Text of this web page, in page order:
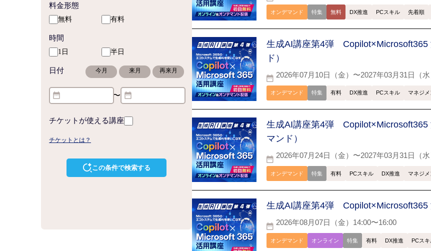
料金形態
無料 有料
時間
1日 半日
日付 今月 来月 再来月
〜
チケットが使える講座
チケットとは？
この条件で検索する
オンデマンド 特集 無料 DX推進 PCスキル 先着順
生成AI講座第4弾
ド）
2026年07月10日（金）〜2027年03月31日（水
オンデマンド 特集 有料 DX推進 PCスキル マネジ
生成AI講座第4弾
マンド）
2026年07月24日（金）〜2027年03月31日（水
オンデマンド 特集 有料 PCスキル DX推進 マネジ
生成AI講座第4弾 Copilot×Microsoft365
2026年08月07日（金）14:00〜16:00
オンデマンド オンライン 特集 有料 DX推進 PCスキ